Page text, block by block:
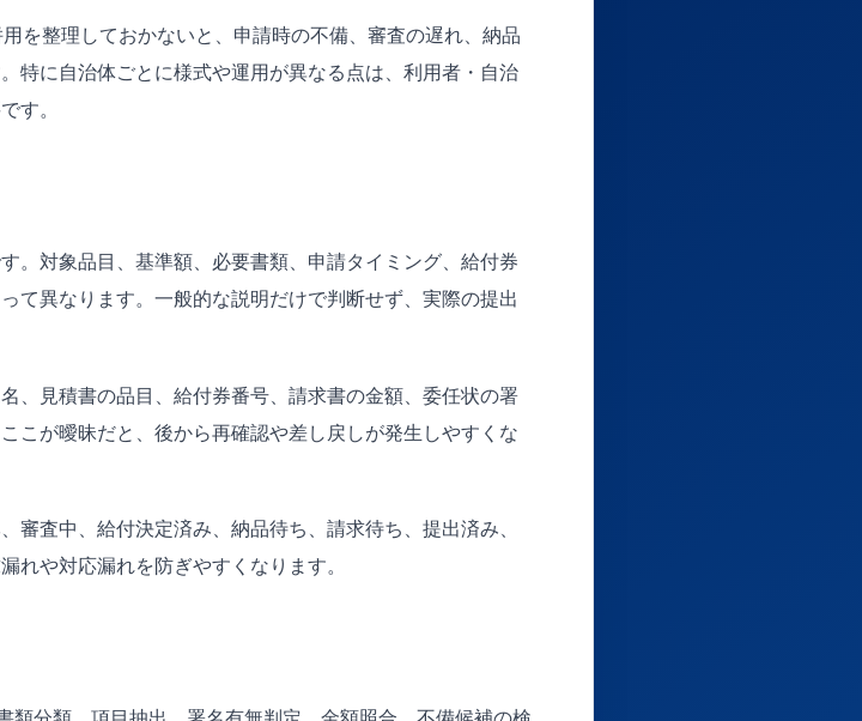
を整理しておかないと、申請時の不備、審査の遅れ、納品
特に自治体ごとに様式や運用が異なる点は、利用者・自治
す。
。対象品目、基準額、必要書類、申請タイミング、給付券
て異なります。一般的な説明だけで判断せず、実際の提出
、見積書の品目、給付券番号、請求書の金額、委任状の署
こが曖昧だと、後から再確認や差し戻しが発生しやすくな
審査中、給付決定済み、納品待ち、請求待ち、提出済み、
れや対応漏れを防ぎやすくなります。